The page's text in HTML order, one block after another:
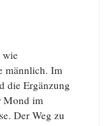
wie
männlich. Im
die Ergänzung
Mond im
Der Weg zu